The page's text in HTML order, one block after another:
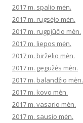
2017 m. spalio mėn.
2017 m. rugsėjo mėn.
2017 m. rugpjūčio mėn.
2017 m. liepos mėn.
2017 m. birželio mėn.
2017 m. gegužės mėn.
2017 m. balandžio mėn.
2017 m. kovo mėn.
2017 m. vasario mėn.
2017 m. sausio mėn.